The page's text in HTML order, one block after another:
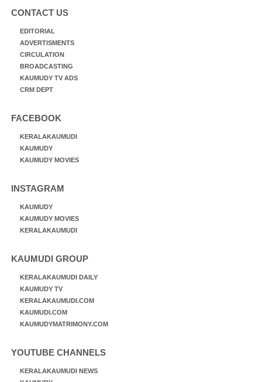
CONTACT US
EDITORIAL
ADVERTISMENTS
CIRCULATION
BROADCASTING
KAUMUDY TV ADS
CRM DEPT
FACEBOOK
KERALAKAUMUDI
KAUMUDY
KAUMUDY MOVIES
INSTAGRAM
KAUMUDY
KAUMUDY MOVIES
KERALAKAUMUDI
KAUMUDI GROUP
KERALAKAUMUDI DAILY
KAUMUDY TV
KERALAKAUMUDI.COM
KAUMUDI.COM
KAUMUDYMATRIMONY.COM
YOUTUBE CHANNELS
KERALAKAUMUDI NEWS